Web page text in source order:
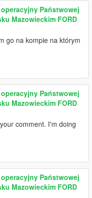
Państwowej
Mazowieckim FORD
go na kompie na którym
Państwowej
Mazowieckim FORD
comment. I'm doing
Państwowej
Mazowieckim FORD